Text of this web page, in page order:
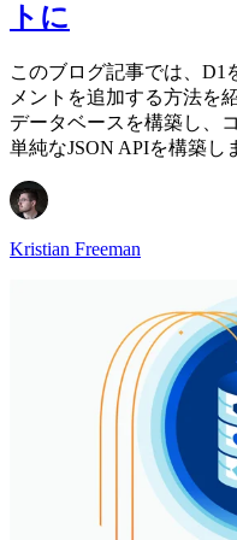
トに
このブログ記事では、D1
メントを追加する方法を
データベースを構築し、
単純なJSON APIを構築し
Kristian Freeman